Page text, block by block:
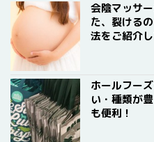
会陰マッサ
た、裂ける
法をご紹介し
ホールフー
い・種類が
も便利！